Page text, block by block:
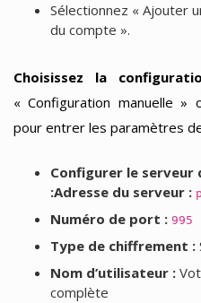
Sélectionnez « Ajouter
du compte ».
Choisissez la
« Configuration manuelle »
pour entrer les paramètres
Configurer le
:Adresse du serveur :
Numéro de port : 995
Type de chiffrement :
Nom d’utilisateur :
complète